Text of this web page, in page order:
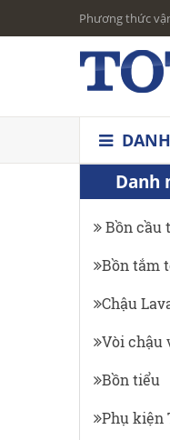
Phương thức
Danh
Bồn cầu
Bồn tắm
Chậu
Vòi chậu
Bồn tiểu
Phụ kiện